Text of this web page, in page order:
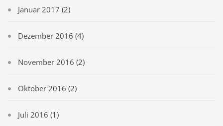
Januar 2017 (2)
Dezember 2016 (4)
November 2016 (2)
Oktober 2016 (2)
Juli 2016 (1)